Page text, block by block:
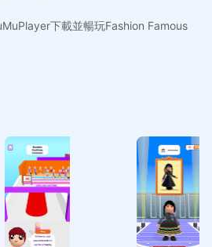
下載並暢玩Fashion Famous